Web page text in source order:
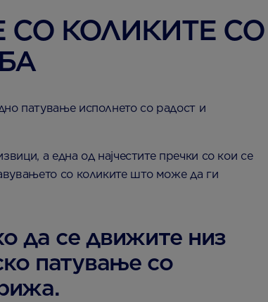
СО КОЛИКИТЕ СО
патување исполнето со радост и
а една од најчестите пречки со кои се
со коликите што може да ги
да се движите низ
патување со